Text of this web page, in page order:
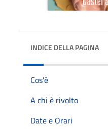
INDICE DELLA PAGINA
Cos'è
A chi è rivolto
Date e Orari